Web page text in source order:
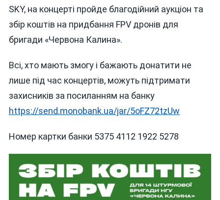
SKY, на концерті пройде благодійний аукціон та
збір коштів на придбання FPV дронів для
бригади «Червона Калина».
Всі, хто мають змогу і бажають донатити не
лише під час концертів, можуть підтримати
захисників за посиланням на банку
https://send.monobank.ua/jar/5oFZ72tzUw
Номер картки банки 5375 4112 1922 5278